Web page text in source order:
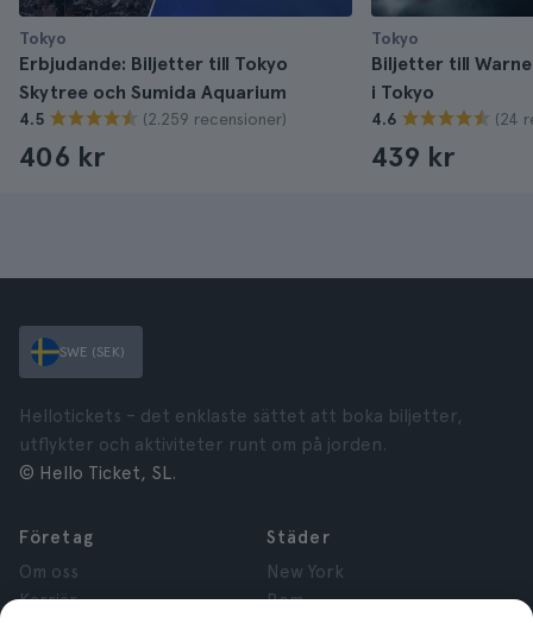
Tokyo
Erbjudande: Biljetter till Tokyo
Skytree och Sumida Aquarium
4.5 (2.259 recensioner)
406 kr
Tokyo
Biljetter till
i Tokyo
4.6 (24
439 kr
SWE (SEK)
Hellotickets – det enklaste sättet att boka biljetter,
utflykter och aktiviteter runt om på jorden.
© Hello Ticket, SL.
Företag
Om oss
Karriär
Städer
New York
Rom